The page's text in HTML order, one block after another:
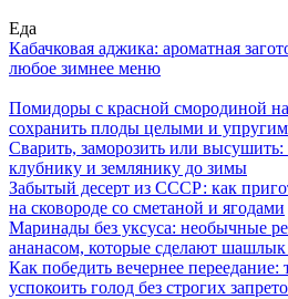
Еда
Кабачковая аджика: ароматная
любое зимнее меню
Помидоры с красной смородиной
сохранить плоды целыми и
Сварить, заморозить или
клубнику и землянику до зимы
Забытый десерт из СССР: как
на сковороде со сметаной и ягодами
Маринады без уксуса: необычные
ананасом, которые сделают шашлык
Как победить вечернее переедание:
успокоить голод без строгих